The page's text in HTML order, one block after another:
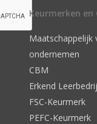
Keurmerken
Maatschappelijk
ondernemen
CBM
Erkend
FSC-Keurmerk
PEFC-Keurmerk